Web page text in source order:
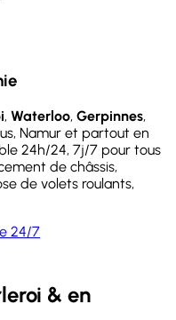
, Waterloo, Gerpinnes,
Namur et partout en
24h/24, 7j/7 pour tous
de châssis,
de volets roulants,
24/7
& en